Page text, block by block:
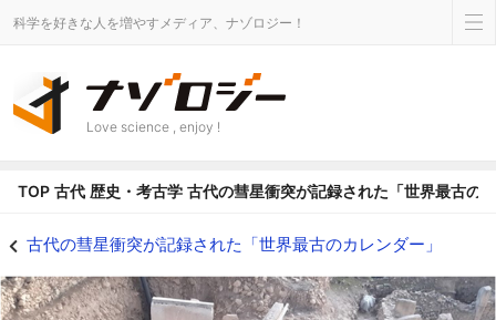
科学を好きな人を増やすメディア、ナゾロジー！
Love science , enjoy !
TOP 古代 歴史・考古学 古代の彗星衝突が記録された「世界最古の
古代の彗星衝突が記録された「世界最古のカレンダー」